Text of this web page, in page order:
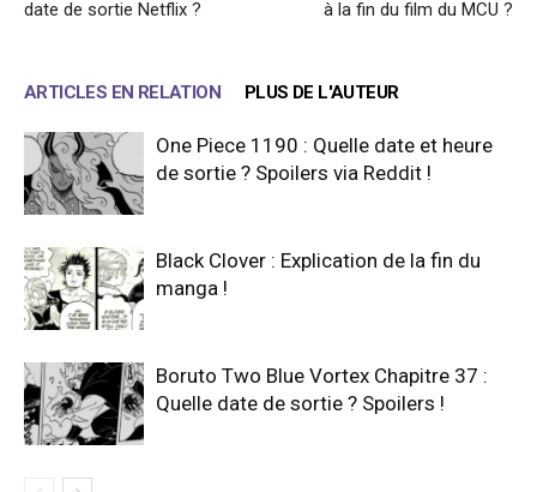
date de sortie Netflix ?
à la fin du film du MCU ?
ARTICLES EN RELATION PLUS DE L'AUTEUR
One Piece 1190 : Quelle date et heure
de sortie ? Spoilers via Reddit !
Black Clover : Explication de la fin du
manga !
Boruto Two Blue Vortex Chapitre 37 :
Quelle date de sortie ? Spoilers !